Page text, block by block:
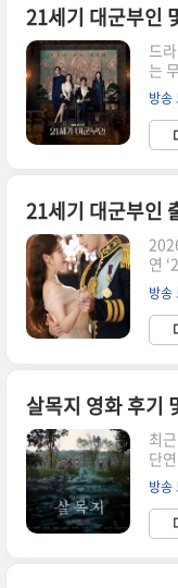
년
오
왔
인
을
지
저
21세기 대군부인
드
는
바
분
기
한
인
작
게
개
꼽
다
부인
방송
21세기 대군부인
연
와
을
폭
글
도
인
이
다.
심
기
그
방송
살목지 영화 후기
최
단
포
관
전
을
방송